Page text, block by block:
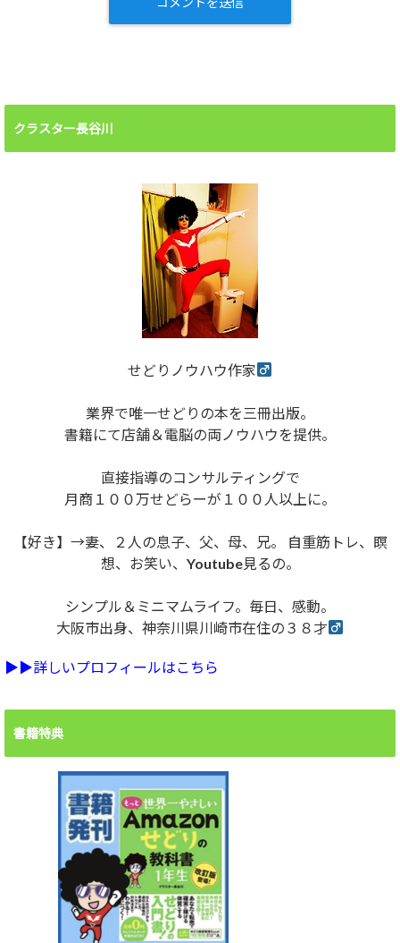
クラスター長谷川
せどりノウハウ作家
業界で唯一せどりの本を三冊出版。
書籍にて店舗＆電脳の両ノウハウを提供。
直接指導のコンサルティングで
月商１００万せどらーが１００人以上に。
【好き】→妻、２人の息子、父、母、兄。 自重筋トレ、瞑
想、お笑い、Youtube見るの。
シンプル＆ミニマムライフ。毎日、感動。
大阪市出身、神奈川県川崎市在住の３８才
▶︎▶︎詳しいプロフィールはこちら
書籍特典